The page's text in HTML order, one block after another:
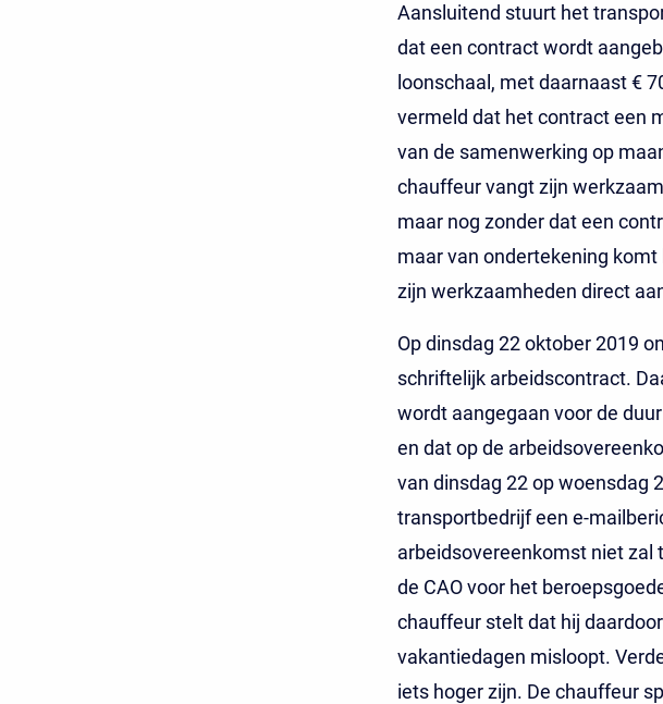
Aansluitend stuurt het
dat een contract wordt
loonschaal, met daarnaast €
vermeld dat het contract een
van de samenwerking op
chauffeur vangt zijn
maar nog zonder dat een
maar van ondertekening
zijn werkzaamheden direct
Op dinsdag 22 oktober 2019
schriftelijk arbeidscontract.
wordt aangegaan voor de
en dat op de
van dinsdag 22 op woensdag
transportbedrijf een e-
arbeidsovereenkomst niet zal
de CAO voor het
chauffeur stelt dat hij
vakantiedagen misloopt.
iets hoger zijn. De chauffeur